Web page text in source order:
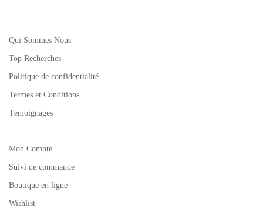
Qui Sommes Nous
Top Recherches
Politique de confidentialité
Termes et Conditions
Témoignages
Mon Compte
Suivi de commande
Boutique en ligne
Wishlist